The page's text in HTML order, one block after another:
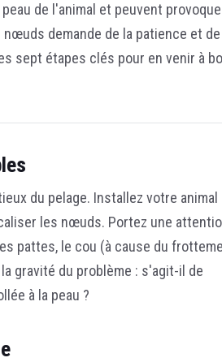
de l'animal et peuvent
demande de la patience et de
sept étapes clés pour en venir à
du pelage. Installez votre animal
les nœuds. Portez une
pattes, le cou (à cause du
gravité du problème : s'agit-il de
à la peau ?